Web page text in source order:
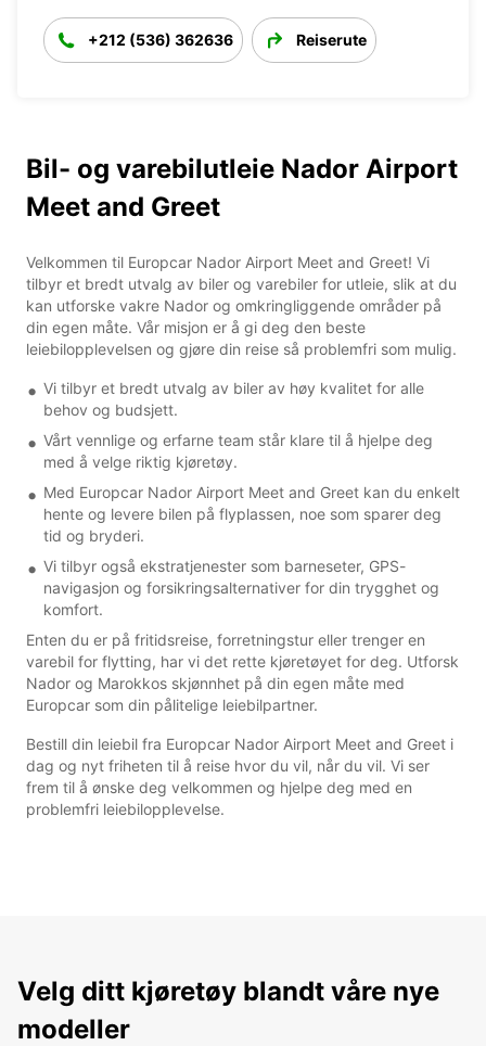
+212 (536) 362636 Reiserute
Bil- og varebilutleie Nador Airport
Meet and Greet
Velkommen til Europcar Nador Airport Meet and Greet! Vi
tilbyr et bredt utvalg av biler og varebiler for utleie, slik at du
kan utforske vakre Nador og omkringliggende områder på
din egen måte. Vår misjon er å gi deg den beste
leiebilopplevelsen og gjøre din reise så problemfri som mulig.
Vi tilbyr et bredt utvalg av biler av høy kvalitet for alle
behov og budsjett.
Vårt vennlige og erfarne team står klare til å hjelpe deg
med å velge riktig kjøretøy.
Med Europcar Nador Airport Meet and Greet kan du enkelt
hente og levere bilen på flyplassen, noe som sparer deg
tid og bryderi.
Vi tilbyr også ekstratjenester som barneseter, GPS-
navigasjon og forsikringsalternativer for din trygghet og
komfort.
Enten du er på fritidsreise, forretningstur eller trenger en
varebil for flytting, har vi det rette kjøretøyet for deg. Utforsk
Nador og Marokkos skjønnhet på din egen måte med
Europcar som din pålitelige leiebilpartner.
Bestill din leiebil fra Europcar Nador Airport Meet and Greet i
dag og nyt friheten til å reise hvor du vil, når du vil. Vi ser
frem til å ønske deg velkommen og hjelpe deg med en
problemfri leiebilopplevelse.
Velg ditt kjøretøy blandt våre nye
modeller